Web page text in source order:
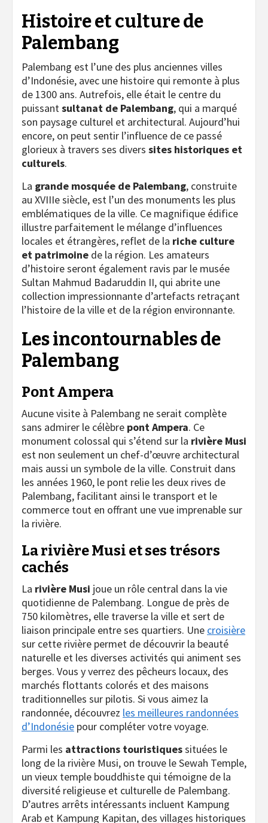
Histoire et culture de
Palembang
Palembang est l’une des plus anciennes villes
d’Indonésie, avec une histoire qui remonte à plus
de 1300 ans. Autrefois, elle était le centre du
puissantsultanat de Palembang, qui a marqué
son paysage culturel et architectural. Aujourd’hui
encore, on peut sentir l’influence de ce passé
glorieux à travers ses divers sites historiques et
culturels.
La grande mosquée de Palembang, construite
au XVIIIe siècle, est l’un des monuments les plus
emblématiques de la ville. Ce magnifique édifice
illustre parfaitement le mélange d’influences
locales et étrangères, reflet de la riche culture
et patrimoine de la région. Les amateurs
d’histoire seront également ravis par le musée
Sultan Mahmud Badaruddin II, qui abrite une
collection impressionnante d’artefacts retraçant
l’histoire de la ville et de la région environnante.
Les incontournables de
Palembang
Pont Ampera
Aucune visite à Palembang ne serait complète
sans admirer le célèbre pont Ampera. Ce
monument colossal qui s’étend sur la rivière Musi
est non seulement un chef-d’œuvre architectural
mais aussi un symbole de la ville. Construit dans
les années 1960, le pont relie les deux rives de
Palembang, facilitant ainsi le transport et le
commerce tout en offrant une vue imprenable sur
la rivière.
La rivière Musi et ses trésors
cachés
La rivière Musi joue un rôle central dans la vie
quotidienne de Palembang. Longue de près de
750 kilomètres, elle traverse la ville et sert de
liaison principale entre ses quartiers. Une croisière
sur cette rivière permet de découvrir la beauté
naturelle et les diverses activités qui animent ses
berges. Vous y verrez des pêcheurs locaux, des
marchés flottants colorés et des maisons
traditionnelles sur pilotis. Si vous aimez la
randonnée, découvrez les meilleures randonnées
d’Indonésie pour compléter votre voyage.
Parmi les attractions touristiquessituées le
long de la rivière Musi, on trouve le Sewah Temple,
un vieux temple bouddhiste qui témoigne de la
diversité religieuse et culturelle de Palembang.
D’autres arrêts intéressants incluent Kampung
Arab et Kampung Kapitan, des villages historiques